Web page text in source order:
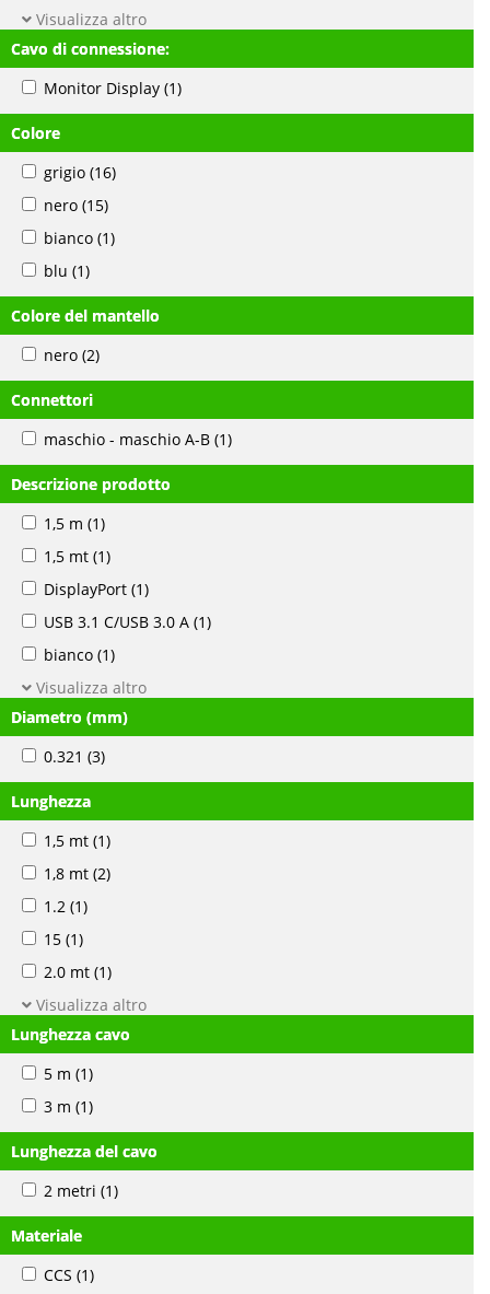
Visualizza altro
Cavo di connessione:
Monitor Display (1)
Colore
grigio (16)
nero (15)
bianco (1)
blu (1)
Colore del mantello
nero (2)
Connettori
maschio - maschio A-B (1)
Descrizione prodotto
1,5 m (1)
1,5 mt (1)
DisplayPort (1)
USB 3.1 C/USB 3.0 A (1)
bianco (1)
Visualizza altro
Diametro (mm)
0.321 (3)
Lunghezza
1,5 mt (1)
1,8 mt (2)
1.2 (1)
15 (1)
2.0 mt (1)
Visualizza altro
Lunghezza cavo
5 m (1)
3 m (1)
Lunghezza del cavo
2 metri (1)
Materiale
CCS (1)